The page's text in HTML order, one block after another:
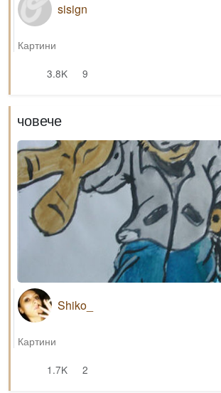
sisign
Картини
3.8K
9
човече
Shiko_
Картини
1.7K
2